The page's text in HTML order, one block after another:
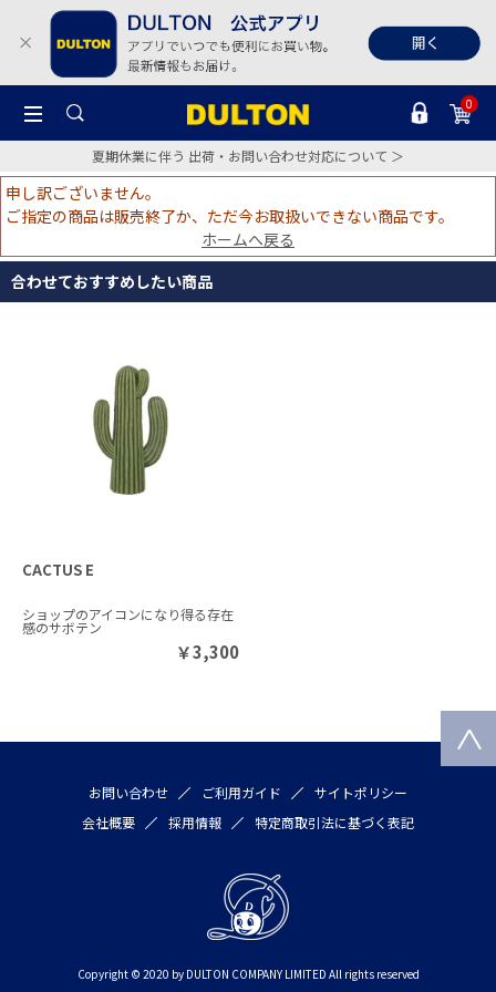
0
夏期休業に伴う 出荷・お問い合わせ対応について ＞
申し訳ございません。
ご指定の商品は販売終了か、ただ今お取扱いできない商品です。
ホームへ戻る
合わせておすすめしたい商品
CACTUS E
ショップのアイコンになり得る存在
感のサボテン
￥3,300
お問い合わせ ご利用ガイド
サイトポリシー
会社概要
採用情報 特定商取引法に基づく表記
Copyright © 2020 by DULTON COMPANY LIMITED All rights reserved